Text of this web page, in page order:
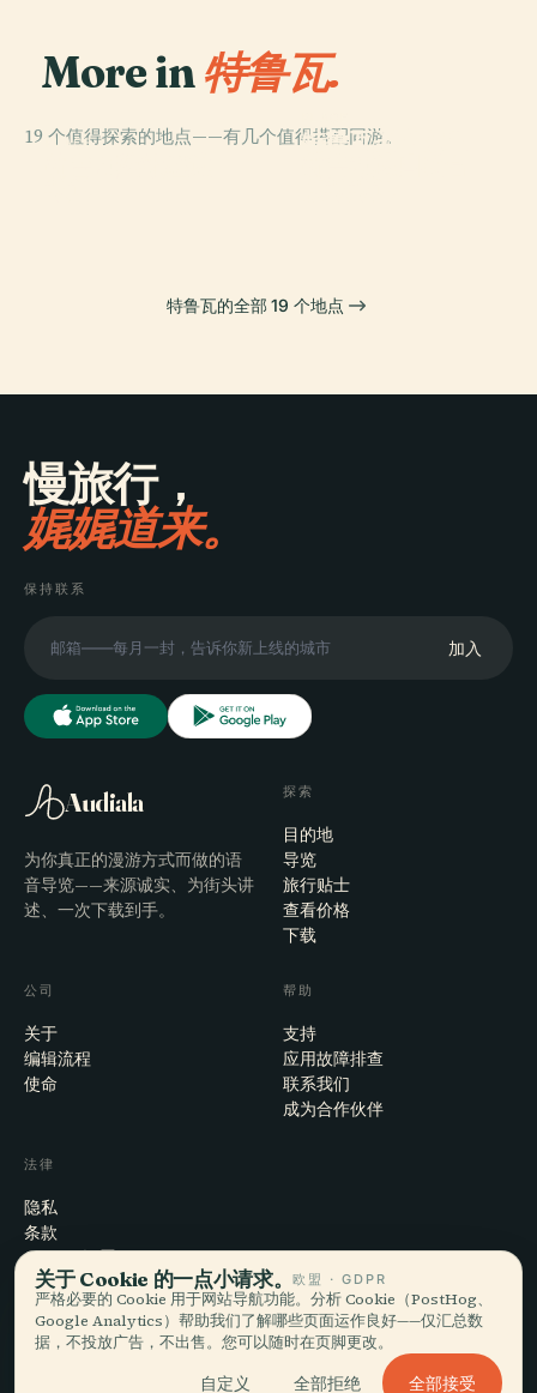
More in特鲁瓦.
19 个值得探索的地点——有几个值得搭配同游。
PLACE
特鲁瓦圣乌尔巴
PLACE PLACE
特鲁瓦的全部 19 个地点
慢旅行，
娓娓道来。
保持联系
加入
Audiala
为你真正的漫游方式而做的语
音导览——来源诚实、为街头讲
述、一次下载到手。
探索
目的地
导览
旅行贴士
查看价格
下载
公司
关于
编辑流程
使命
帮助
支持
应用故障排查
联系我们
成为合作伙伴
法律
隐私
条款
Cookie 设置
注销账户
© 2026 Audiala · 制作于瑞士莫尔日，也在路上、在云端
关于 Cookie 的一点小请求。欧盟 · GDPR
严格必要的 Cookie 用于网站导航功能。分析 Cookie（PostHog、
Google Analytics）帮助我们了解哪些页面运作良好——仅汇总数
据，不投放广告，不出售。您可以随时在页脚更改。
自定义 全部拒绝 全部接受